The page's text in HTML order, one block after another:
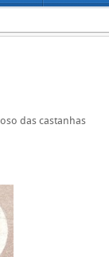
das castanhas